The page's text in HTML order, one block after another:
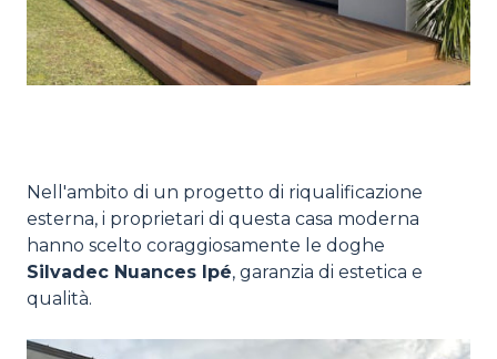
Nell'ambito di un progetto di riqualificazione
esterna, i proprietari di questa casa moderna
hanno scelto coraggiosamente le doghe
Silvadec Nuances Ipé, garanzia di estetica e
qualità.